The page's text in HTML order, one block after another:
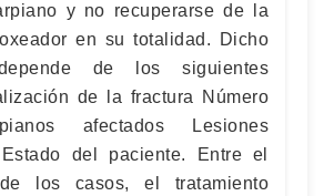
y no recuperarse de la
en su totalidad. Dicho
de los siguientes
de la fractura Número
afectados Lesiones
del paciente. Entre el
los casos, el tratamiento